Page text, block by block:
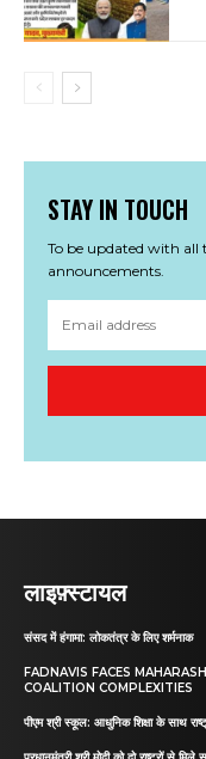
STAY IN TOUCH
To be updated with all
announcements.
लाइफ़्स्टायल
संसद में हंगामा: लोकतंत्र के लिए शर्मनाक
FADNAVIS FACES
COALITION COMPLEXITIES
पीएम श्री स्कूल: आधुनिक शिक्षा के साथ